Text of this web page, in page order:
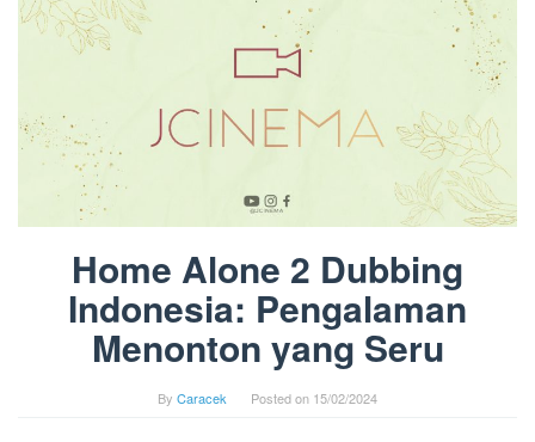
Home Alone 2 Dubbing
Indonesia: Pengalaman
Menonton yang Seru
By Caracek Posted on 15/02/2024